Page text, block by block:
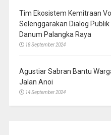
Tim Ekosistem Kemitraan
Selenggarakan Dialog
Danum Palangka Raya
18 September 2024
Agustiar Sabran Bantu
Jalan Anoi
14 September 2024